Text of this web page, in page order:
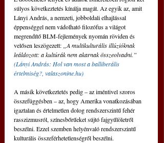
súlyos következtetés kínálja magát. Az egyik az, amit
Lányi András, a nemzeti, jobboldali elhajlással
éppenséggel nem vádolható filozófus a világot
megrendítő BLM-fejlemények nyomán röviden és
velősen leszögezett:
„A multikulturális illúzióknak
leáldozott: a kultúrák nem akarnak összeolvadni.”
(Lányi András: Hol van most a balliberális
értelmiség?, valaszonine.hu)
A másik következtetés pedig – az iméntivel szoros
összefüggésben – az, hogy Amerika vonatkozásában
igaztalan és értelmetlen dolog rendszerszintű fehér
rasszizmusról, színesbőrűeket sújtó fajgyűlöletről
beszélni. Ezzel szemben helyénvaló rendszerszintű
kulturális összeférhetetlenségről beszélni.